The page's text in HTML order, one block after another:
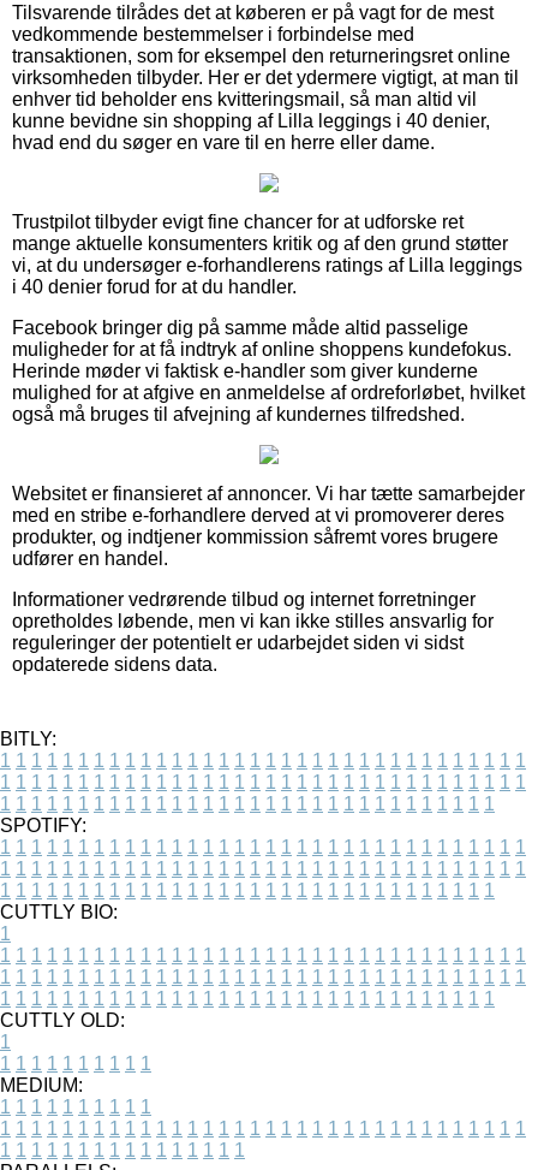
Tilsvarende tilrådes det at køberen er på vagt for de mest
vedkommende bestemmelser i forbindelse med
transaktionen, som for eksempel den returneringsret online
virksomheden tilbyder. Her er det ydermere vigtigt, at man til
enhver tid beholder ens kvitteringsmail, så man altid vil
kunne bevidne sin shopping af Lilla leggings i 40 denier,
hvad end du søger en vare til en herre eller dame.
Trustpilot tilbyder evigt fine chancer for at udforske ret
mange aktuelle konsumenters kritik og af den grund støtter
vi, at du undersøger e-forhandlerens ratings af Lilla leggings
i 40 denier forud for at du handler.
Facebook bringer dig på samme måde altid passelige
muligheder for at få indtryk af online shoppens kundefokus.
Herinde møder vi faktisk e-handler som giver kunderne
mulighed for at afgive en anmeldelse af ordreforløbet, hvilket
også må bruges til afvejning af kundernes tilfredshed.
Websitet er finansieret af annoncer. Vi har tætte samarbejder
med en stribe e-forhandlere derved at vi promoverer deres
produkter, og indtjener kommission såfremt vores brugere
udfører en handel.
Informationer vedrørende tilbud og internet forretninger
opretholdes løbende, men vi kan ikke stilles ansvarlig for
reguleringer der potentielt er udarbejdet siden vi sidst
opdaterede sidens data.
BITLY:
1 1 1 1 1 1 1 1 1 1 1 1 1 1 1 1 1 1 1 1 1 1 1 1 1 1 1 1 1 1 1 1 1 1
1 1 1 1 1 1 1 1 1 1 1 1 1 1 1 1 1 1 1 1 1 1 1 1 1 1 1 1 1 1 1 1 1 1
1 1 1 1 1 1 1 1 1 1 1 1 1 1 1 1 1 1 1 1 1 1 1 1 1 1 1 1 1 1 1 1
SPOTIFY:
1 1 1 1 1 1 1 1 1 1 1 1 1 1 1 1 1 1 1 1 1 1 1 1 1 1 1 1 1 1 1 1 1 1
1 1 1 1 1 1 1 1 1 1 1 1 1 1 1 1 1 1 1 1 1 1 1 1 1 1 1 1 1 1 1 1 1 1
1 1 1 1 1 1 1 1 1 1 1 1 1 1 1 1 1 1 1 1 1 1 1 1 1 1 1 1 1 1 1 1
CUTTLY BIO:
1
1 1 1 1 1 1 1 1 1 1 1 1 1 1 1 1 1 1 1 1 1 1 1 1 1 1 1 1 1 1 1 1 1 1
1 1 1 1 1 1 1 1 1 1 1 1 1 1 1 1 1 1 1 1 1 1 1 1 1 1 1 1 1 1 1 1 1 1
1 1 1 1 1 1 1 1 1 1 1 1 1 1 1 1 1 1 1 1 1 1 1 1 1 1 1 1 1 1 1 1
CUTTLY OLD:
1
1 1 1 1 1 1 1 1 1 1
MEDIUM:
1 1 1 1 1 1 1 1 1 1
1 1 1 1 1 1 1 1 1 1 1 1 1 1 1 1 1 1 1 1 1 1 1 1 1 1 1 1 1 1 1 1 1 1
1 1 1 1 1 1 1 1 1 1 1 1 1 1 1 1